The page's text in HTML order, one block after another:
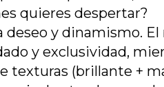
quieres despertar?
deseo y dinamismo.
y exclusividad,
texturas (brillante +